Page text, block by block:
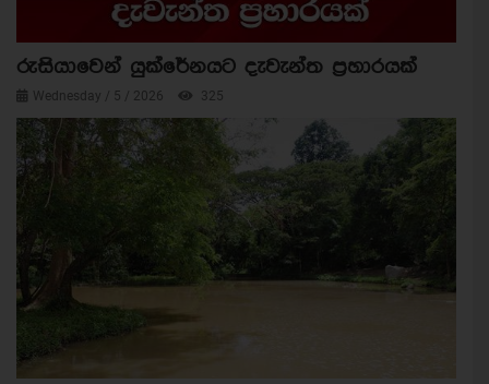
රුසියාවෙන් යුක්රේනයට දැවැන්ත ප්‍රහාරයක්
Wednesday / 5 / 2026 325